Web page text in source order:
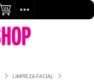
LIMPIEZA FACIAL